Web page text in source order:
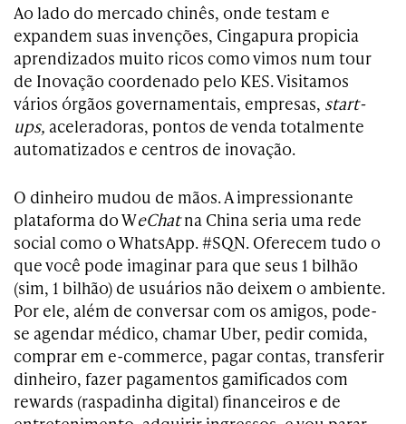
Ao lado do mercado chinês, onde testam e
expandem suas invenções, Cingapura propicia
aprendizados muito ricos como vimos num tour
de Inovação coordenado pelo KES. Visitamos
vários órgãos governamentais, empresas, start-
ups, aceleradoras, pontos de venda totalmente
automatizados e centros de inovação.
O dinheiro mudou de mãos. A impressionante
plataforma do WeChatna China seria uma rede
social como o WhatsApp. #SQN. Oferecem tudo o
que você pode imaginar para que seus 1 bilhão
(sim, 1 bilhão) de usuários não deixem o ambiente.
Por ele, além de conversar com os amigos, pode-
se agendar médico, chamar Uber, pedir comida,
comprar em e-commerce, pagar contas, transferir
dinheiro, fazer pagamentos gamificados com
rewards (raspadinha digital) financeiros e de